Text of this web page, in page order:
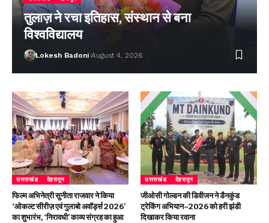
तुलाज़ ने रचा इतिहास, संस्थान से बना
विश्वविद्यालय
Lokesh Badoni August 4, 2026
उत्तराखंड देहरादून
फिल्म अभिनेत्री सुनीता राजवार ने किया
‘ओकल्ट सीरीज़ एवं गुलाबो अवॉर्ड्स 2026’
का शुभारंभ, ‘निरावधी’ काव्य संग्रह का हुआ
उत्तराखंड देहरादून
जीओसी गोल्डन की डिवीजन ने डैनकुंड
ट्रेकिंग अभियान–2026 को हरी झंडी
दिखाकर किया रवाना